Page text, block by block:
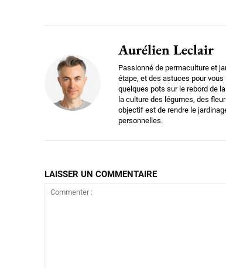
Aurélien Leclair
Passionné de permaculture et
étape, et des astuces pour
quelques pots sur le rebord de
la culture des légumes, des
objectif est de rendre le
personnelles.
LAISSER UN COMMENTAIRE